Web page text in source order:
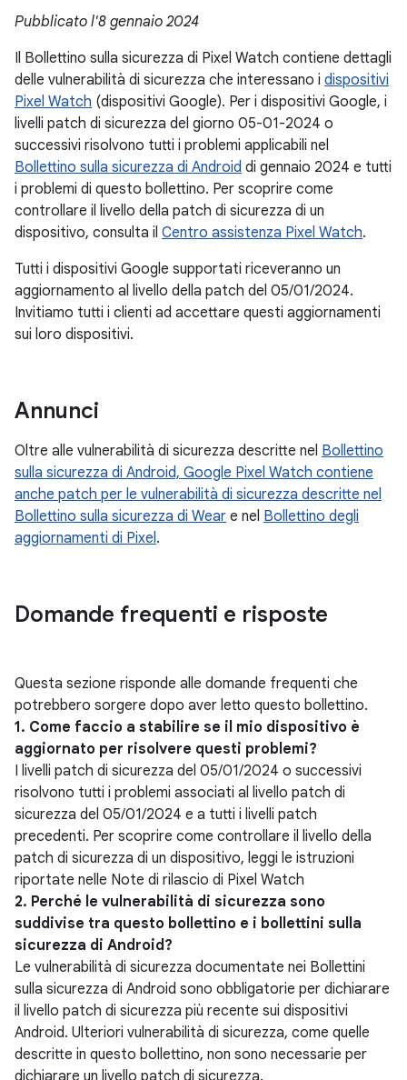
Pubblicato l'8 gennaio 2024
Il Bollettino sulla sicurezza di Pixel Watch contiene dettagli
delle vulnerabilità di sicurezza che interessano i dispositivi
Pixel Watch (dispositivi Google). Per i dispositivi Google, i
livelli patch di sicurezza del giorno 05-01-2024 o
successivi risolvono tutti i problemi applicabili nel
Bollettino sulla sicurezza di Android di gennaio 2024 e tutti
i problemi di questo bollettino. Per scoprire come
controllare il livello della patch di sicurezza di un
dispositivo, consulta il Centro assistenza Pixel Watch.
Tutti i dispositivi Google supportati riceveranno un
aggiornamento al livello della patch del 05/01/2024.
Invitiamo tutti i clienti ad accettare questi aggiornamenti
sui loro dispositivi.
Annunci
Oltre alle vulnerabilità di sicurezza descritte nel Bollettino
sulla sicurezza di Android, Google Pixel Watch contiene
anche patch per le vulnerabilità di sicurezza descritte nel
Bollettino sulla sicurezza di Wear e nel Bollettino degli
aggiornamenti di Pixel.
Domande frequenti e risposte
Questa sezione risponde alle domande frequenti che
potrebbero sorgere dopo aver letto questo bollettino.
1. Come faccio a stabilire se il mio dispositivo è
aggiornato per risolvere questi problemi?
I livelli patch di sicurezza del 05/01/2024 o successivi
risolvono tutti i problemi associati al livello patch di
sicurezza del 05/01/2024 e a tutti i livelli patch
precedenti. Per scoprire come controllare il livello della
patch di sicurezza di un dispositivo, leggi le istruzioni
riportate nelle Note di rilascio di Pixel Watch
2. Perché le vulnerabilità di sicurezza sono
suddivise tra questo bollettino e i bollettini sulla
sicurezza di Android?
Le vulnerabilità di sicurezza documentate nei Bollettini
sulla sicurezza di Android sono obbligatorie per dichiarare
il livello patch di sicurezza più recente sui dispositivi
Android. Ulteriori vulnerabilità di sicurezza, come quelle
descritte in questo bollettino, non sono necessarie per
dichiarare un livello patch di sicurezza.